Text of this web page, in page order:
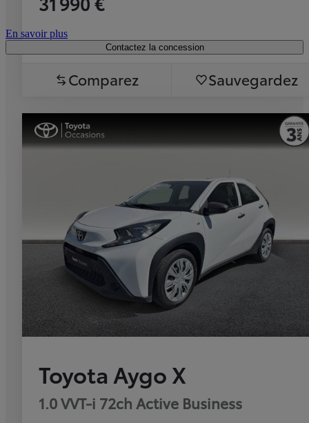
En savoir plus
Contactez la concession
Comparez Sauvegardez
Toyota Aygo X
1.0 VVT-i 72ch Active Business